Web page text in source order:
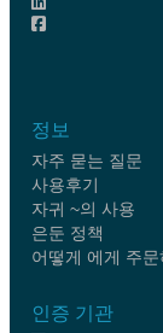
정보
자주 묻는 질문
사용후기
자귀 ~의 사용
은둔 정책
어떻게 에게 주
인증 기관